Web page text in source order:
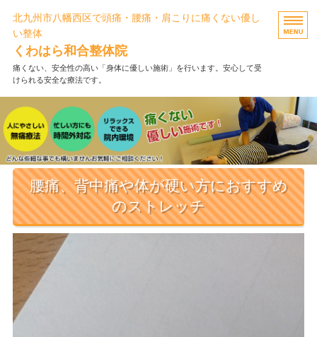
北九州市八幡西区で頭痛・腰痛・肩こりに痛くない優し
い整体
くわはら和合整体院
痛くない、安全性の高い「身体に優しい施術」を行います。安心して受
けられる安全な療法です。
ホーム
施術メニュー・料金
FAQ・お客様の声
当院について
お問い合わせ
腰痛、背中痛や体が硬い方におすすめ
のストレッチ